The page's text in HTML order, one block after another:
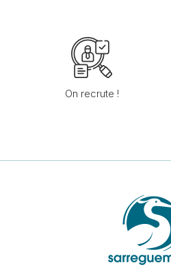
On recrute !